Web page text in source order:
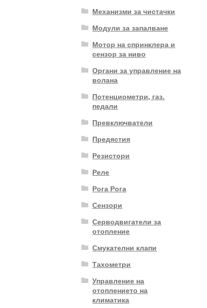
Механизми за чистачки
Модули за запалване
Мотор на спринклера и
сензор за ниво
Органи за управление на
волана
Потенциометри, газ.
педали
Превключватели
Предястия
Резистори
Реле
Рога Рога
Сензори
Серводвигатели за
отопление
Смукателни клапи
Тахометри
Управление на
отоплението на
климатика